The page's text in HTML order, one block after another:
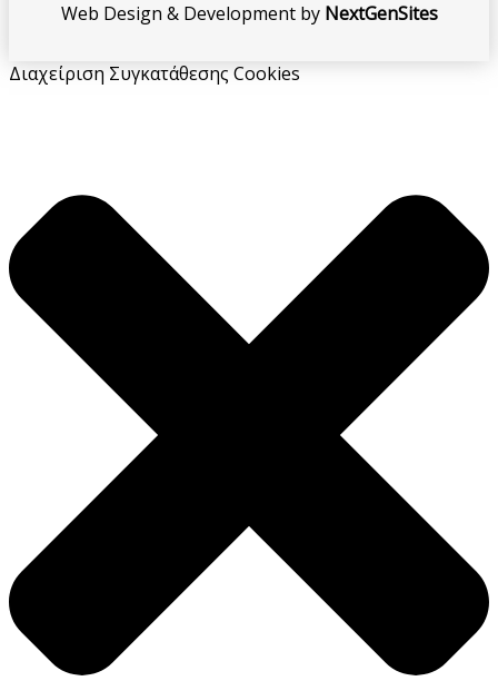
Web Design & Development by NextGenSites
Διαχείριση Συγκατάθεσης Cookies